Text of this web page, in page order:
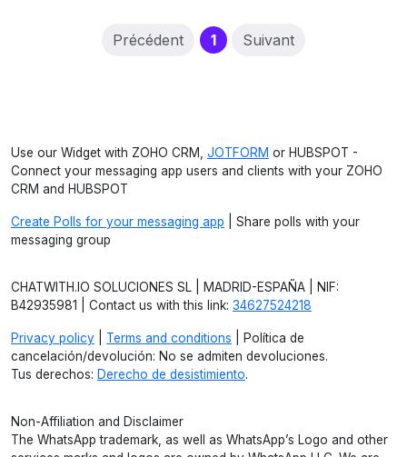
Précédent 1(current)
Suivant
Use our Widget with ZOHO CRM, JOTFORM or HUBSPOT -
Connect your messaging app users and clients with your ZOHO
CRM and HUBSPOT
Create Polls for your messaging app | Share polls with your
messaging group
CHATWITH.IO SOLUCIONES SL | MADRID-ESPAÑA | NIF:
B42935981 | Contact us with this link: 34627524218
Privacy policy Terms and conditions | Política de
cancelación/devolución: No se admiten devoluciones.
Tus derechos: Derecho de desistimiento.
Non-Affiliation and Disclaimer
The WhatsApp trademark, as well as WhatsApp’s Logo and other